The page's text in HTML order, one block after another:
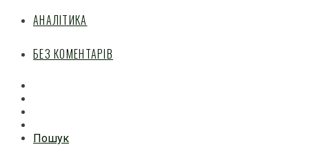
АНАЛІТИКА
БЕЗ КОМЕНТАРІВ
Пошук